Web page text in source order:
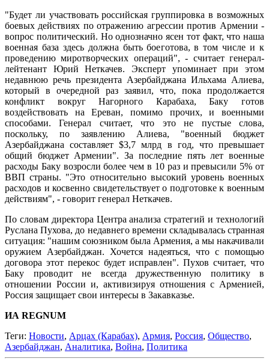
"Будет ли участвовать российская группировка в возможных
боевых действиях по отражению агрессии против Армении -
вопрос политический. Но однозначно ясен тот факт, что наша
военная база здесь должна быть боеготова, в том числе и к
проведению миротворческих операций", - считает генерал-
лейтенант Юрий Неткачев. Эксперт упоминает при этом
недавнюю речь президента Азербайджана Ильхама Алиева,
который в очередной раз заявил, что, пока продолжается
конфликт вокруг Нагорного Карабаха, Баку готов
воздействовать на Ереван, помимо прочих, и военными
способами. Генерал считает, что это не пустые слова,
поскольку, по заявлению Алиева, "военный бюджет
Азербайджана составляет $3,7 млрд в год, что превышает
общий бюджет Армении". За последние пять лет военные
расходы Баку возросли более чем в 10 раз и превысили 5% от
ВВП страны. "Это относительно высокий уровень военных
расходов и косвенно свидетельствует о подготовке к военным
действиям", - говорит генерал Неткачев.
По словам директора Центра анализа стратегий и технологий
Руслана Пухова, до недавнего времени складывалась странная
ситуация: "нашим союзником была Армения, а мы накачивали
оружием Азербайджан. Хочется надеяться, что с помощью
договора этот перекос будет исправлен". Пухов считает, что
Баку проводит не всегда дружественную политику в
отношении России и, активизируя отношения с Арменией,
Россия защищает свои интересы в Закавказье.
ИА REGNUM
Теги: Новости, Арцах (Карабах), Армия, Россия, Общество,
Азербайджан, Аналитика, Война, Политика